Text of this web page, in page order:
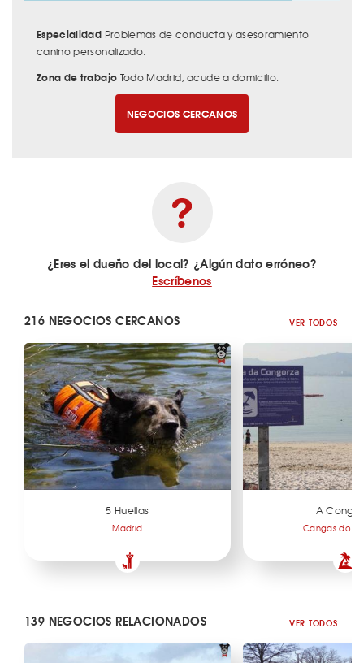
Especialidad Problemas de conducta y asesoramiento
canino personalizado.
Zona de trabajo Todo Madrid, acude a domicilio.
NEGOCIOS CERCANOS
¿Eres el dueño del local? ¿Algún dato erróneo?
Escríbenos
216 NEGOCIOS CERCANOS VER TODOS
5 Huellas
Madrid
A
Cangas do
139 NEGOCIOS RELACIONADOS VER TODOS